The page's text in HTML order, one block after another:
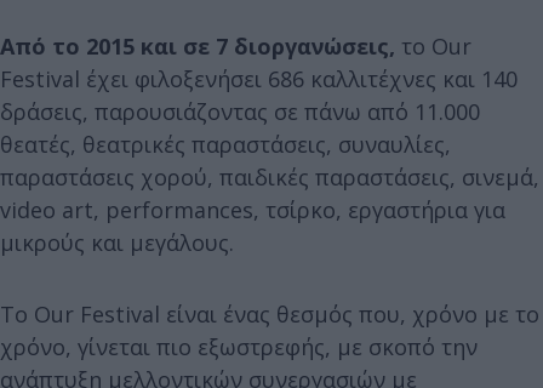
Από το 2015 και σε 7 διοργανώσεις, το Our
Festival έχει φιλοξενήσει 686 καλλιτέχνες και 140
δράσεις, παρουσιάζοντας σε πάνω από 11.000
θεατές, θεατρικές παραστάσεις, συναυλίες,
παραστάσεις χορού, παιδικές παραστάσεις, σινεμά,
video art, performances, τσίρκο, εργαστήρια για
μικρούς και μεγάλους.
Το Our Festival είναι ένας θεσμός που, χρόνο με το
χρόνο, γίνεται πιο εξωστρεφής, με σκοπό την
ανάπτυξη μελλοντικών συνεργασιών με